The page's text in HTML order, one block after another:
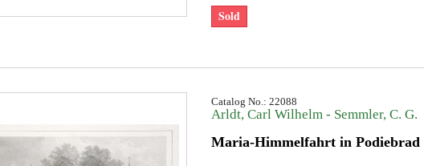
Sold
Catalog No.: 22088
Arldt, Carl Wilhelm - Semmler, C. G.
Maria-Himmelfahrt in Podiebrad